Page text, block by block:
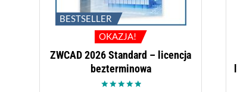
BESTSELLER
OKAZJA!
ZWCAD 2026 Standard – licencja
bezterminowa